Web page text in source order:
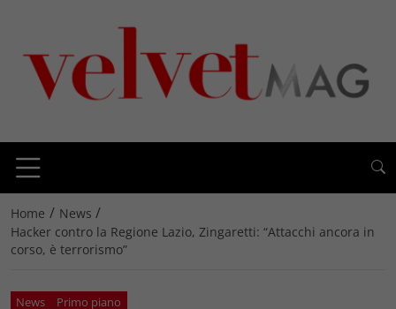
Home / News /
Hacker contro la Regione Lazio, Zingaretti: “Attacchi ancora in
corso, è terrorismo”
News Primo piano